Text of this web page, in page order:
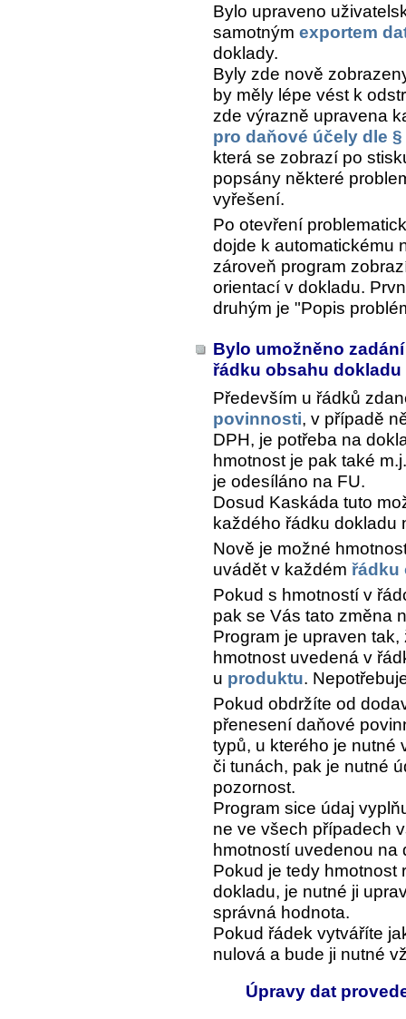
Bylo upraveno
samotným exportem
doklady.
Byly zde nově
by měly lépe vést k
zde výrazně upravena
pro daňové účely dle
která se zobrazí po
popsány některé
vyřešení.
Po otevření
dojde k automatickému
zároveň program
orientací v dokladu.
druhým je "Popis
Bylo umožněno
řádku obsahu
Především u řádků
povinnosti, v případě
DPH, je potřeba na
hmotnost je pak také
je odesíláno na FU.
Dosud Kaskáda tuto
každého řádku dokladu
Nově je možné
uvádět v každém řádku
Pokud s hmotností v
pak se Vás tato změna
Program je upraven
hmotnost uvedená v
u produktu.
Pokud obdržíte od
přenesení daňové
typů, u kterého je nutné
či tunách, pak je nutné
pozornost.
Program sice údaj
ne ve všech případech
hmotností uvedenou
Pokud je tedy hmotnost
dokladu, je nutné ji
správná hodnota.
Pokud řádek vytváříte
nulová a bude ji nutné
Úpravy dat